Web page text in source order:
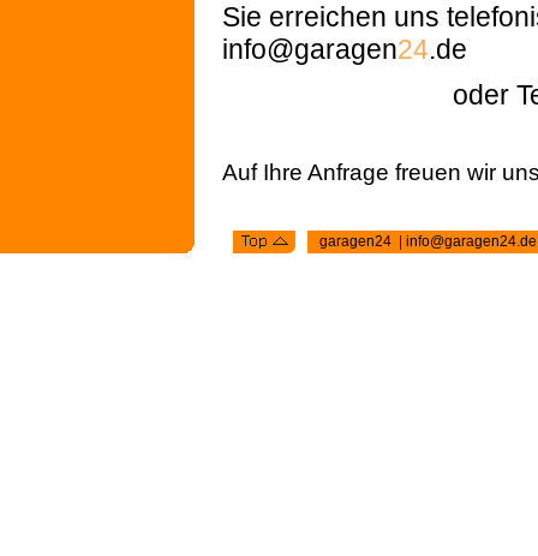
Sie erreichen uns
info@garagen24.de
oder Tel.
Auf Ihre Anfrage freuen wir
garagen24 |